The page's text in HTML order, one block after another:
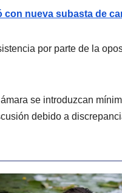
con nueva subasta de
por parte de la
se introduzcan
debido a